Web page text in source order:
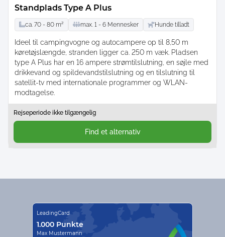
Standplads Type A Plus
ca. 70 - 80 m² max. 1 - 6 Mennesker Hunde tilladt
Ideel til campingvogne og autocampere op til 8,50 m
køretøjslængde, stranden ligger ca. 250 m væk. Pladsen
type A Plus har en 16 ampere strømtilslutning, en søjle med
drikkevand og spildevandstilslutning og en tilslutning til
satellit-tv med internationale programmer og WLAN-
modtagelse.
Rejseperiode ikke tilgængelig
Find et alternativ
LeadingCard
1.000 Punkte
Max Mustermann